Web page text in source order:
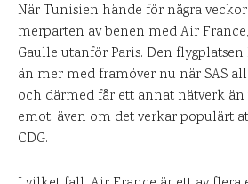
När Tunisien hände för några
merparten av benen med Air
Gaulle utanför Paris. Den
än mer med framöver nu när SAS
och därmed får ett annat nätverk
emot, även om det verkar populärt
CDG.